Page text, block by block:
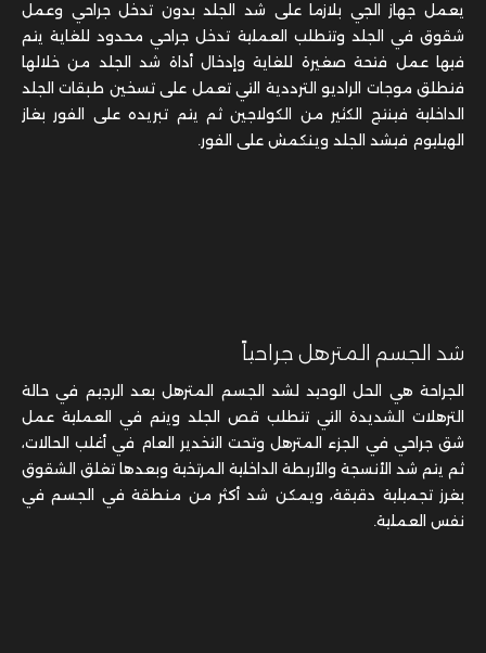
يعمل جهاز الجي بلازما على شد الجلد بدون تدخل جراحي وعمل
شقوق في الجلد وتتطلب العملية تدخل جراحي محدود للغاية يتم
فيها عمل فتحة صغيرة للغاية وإدخال أداة شد الجلد من خلالها
فتطلق موجات الراديو الترددية التي تعمل على تسخين طبقات الجلد
الداخلية فينتج الكثير من الكولاجين ثم يتم تبريده على الفور بغاز
الهيليوم فيشد الجلد وينكمش على الفور.
شد الجسم المترهل جراحياً
الجراحة هي الحل الوحيد لشد الجسم المترهل بعد الرجيم في حالة
الترهلات الشديدة التي تتطلب قص الجلد ويتم في العملية عمل
شق جراحي في الجزء المترهل وتحت التخدير العام في أغلب الحالات،
ثم يتم شد الأنسجة والأربطة الداخلية المرتخية وبعدها تغلق الشقوق
بغرز تجميلية دقيقة، ويمكن شد أكثر من منطقة في الجسم في
نفس العملية.